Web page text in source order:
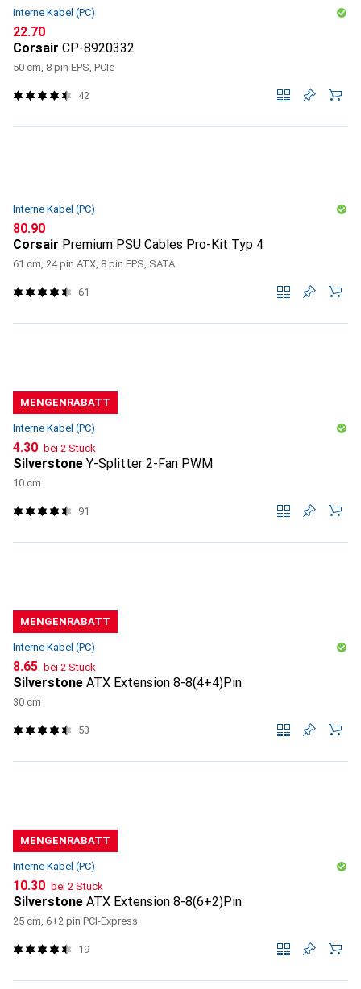
Interne Kabel (PC)
CHF
22.70
Corsair CP-8920332
50 cm, 8 pin EPS, PCIe
42
Interne Kabel (PC)
CHF
80.90
Corsair Premium PSU Cables Pro-Kit Typ 4
61 cm, 24 pin ATX, 8 pin EPS, SATA
61
MENGENRABATT
Interne Kabel (PC)
CHF
4.30 bei 2 Stück
Silverstone Y-Splitter 2-Fan PWM
10 cm
91
MENGENRABATT
Interne Kabel (PC)
CHF
8.65 bei 2 Stück
Silverstone ATX Extension 8-8(4+4)Pin
30 cm
53
MENGENRABATT
Interne Kabel (PC)
CHF
10.30 bei 2 Stück
Silverstone ATX Extension 8-8(6+2)Pin
25 cm, 6+2 pin PCI-Express
19